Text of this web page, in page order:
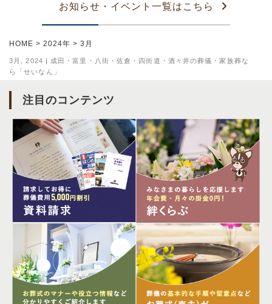
3月, 2024 | 成田・富里・八街・佐倉・四街道・酒々井の葬儀・家族葬な
ら「せいなん」
お知らせ・イベント一覧はこちら
HOME > 2024年 > 3月
注目のコンテンツ